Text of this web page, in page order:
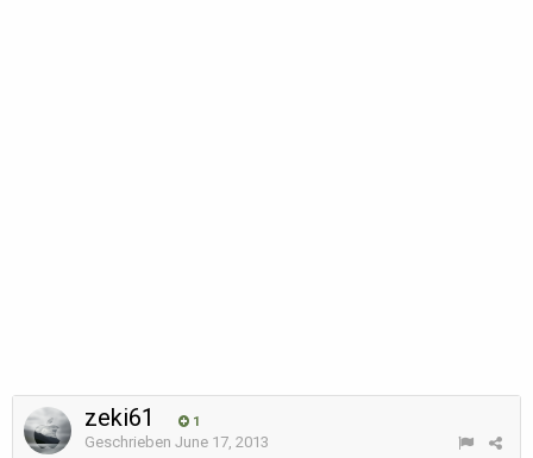
zeki61 1
Geschrieben June 17, 2013